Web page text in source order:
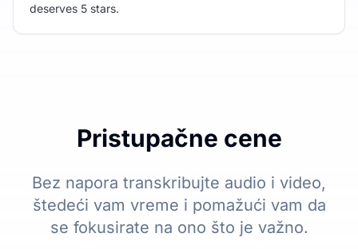
deserves 5 stars.
Pristupačne cene
Bez napora transkribujte audio i video,
štedeći vam vreme i pomažući vam da
se fokusirate na ono što je važno.